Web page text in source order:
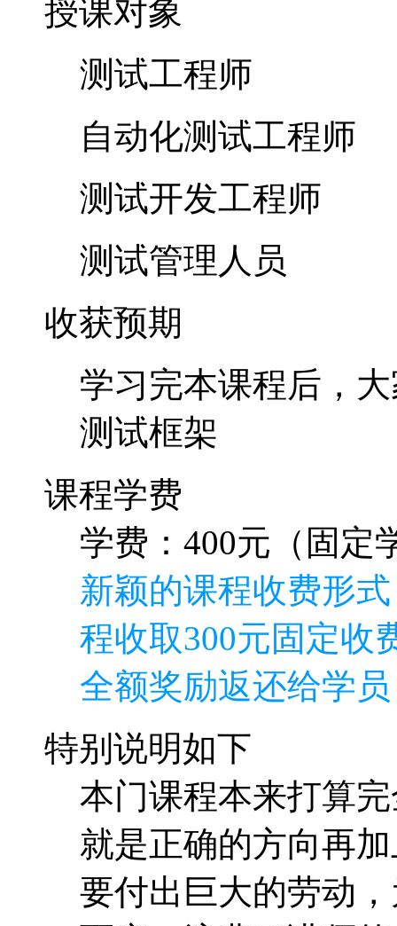
测试开发工程师
测试管理人员
收获预期
学习完本课程后，
测试框架
课程学费
学费：400元（固定
新颖的课程收费形
程收取300元固定收
全额奖励返还给学
特别说明如下
本门课程本来打算
就是正确的方向再
要付出巨大的劳动
而废，浪费了讲师
课程，使用“逆向收
收取400元，其中
学费，即如果学员